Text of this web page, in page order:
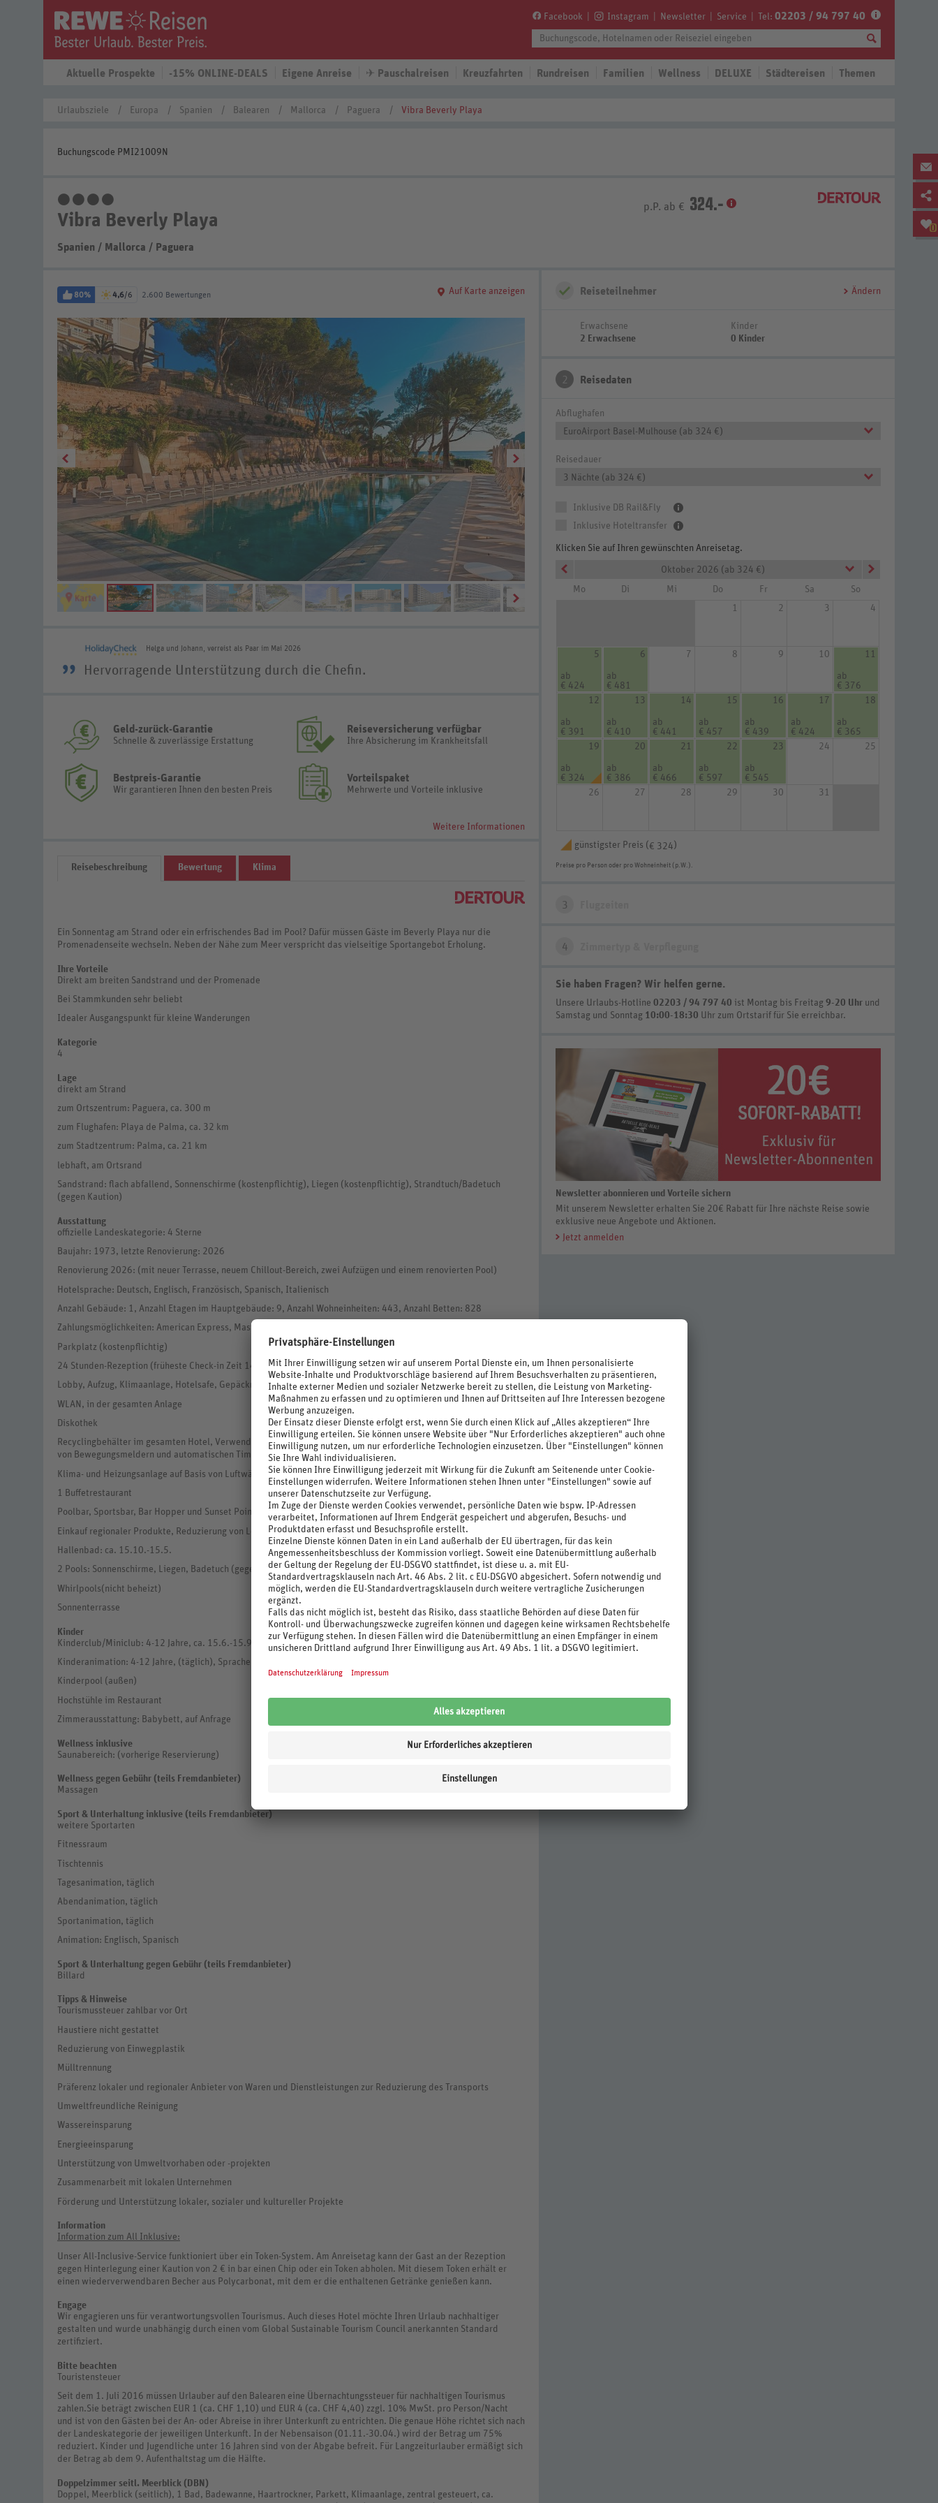
Facebook Instagram Newsletter Service Tel: 02203 / 94 797 40
Aktuelle Prospekte -15% ONLINE-DEALS Eigene Anreise ✈ Pauschalreisen Kreuzfahrten Rundreisen Familien Wellness DELUXE Städtereisen Themen
0
Urlaubsziele Europa Spanien Balearen Mallorca Paguera Vibra Beverly Playa
Buchungscode PMI21009N
Vibra Beverly Playa
Spanien / Mallorca / Paguera
p.P. ab € 324.-
80% 4,6/6 2.600 Bewertungen Auf Karte anzeigen
Helga und Johann, verreist als Paar im Mai 2026
” Hervorragende Unterstützung durch die Chefin.
Geld-zurück-Garantie
Schnelle & zuverlässige Erstattung
Reiseversicherung verfügbar
Ihre Absicherung im Krankheitsfall
Bestpreis-Garantie
Wir garantieren Ihnen den besten Preis
Vorteilspaket
Mehrwerte und Vorteile inklusive
Weitere Informationen
Reisebeschreibung Bewertung Klima
Ein Sonnentag am Strand oder ein erfrischendes Bad im Pool? Dafür müssen Gäste im Beverly Playa nur die
Promenadenseite wechseln. Neben der Nähe zum Meer verspricht das vielseitige Sportangebot Erholung.
Ihre Vorteile
Direkt am breiten Sandstrand und der Promenade
Bei Stammkunden sehr beliebt
Idealer Ausgangspunkt für kleine Wanderungen
Kategorie
4
Lage
direkt am Strand
zum Ortszentrum: Paguera, ca. 300 m
zum Flughafen: Playa de Palma, ca. 32 km
zum Stadtzentrum: Palma, ca. 21 km
lebhaft, am Ortsrand
Sandstrand: flach abfallend, Sonnenschirme (kostenpflichtig), Liegen (kostenpflichtig), Strandtuch/Badetuch
(gegen Kaution)
Ausstattung
offizielle Landeskategorie: 4 Sterne
Baujahr: 1973, letzte Renovierung: 2026
Renovierung 2026: (mit neuer Terrasse, neuem Chillout-Bereich, zwei Aufzügen und einem renovierten Pool)
Hotelsprache: Deutsch, Englisch, Französisch, Spanisch, Italienisch
Anzahl Gebäude: 1, Anzahl Etagen im Hauptgebäude: 9, Anzahl Wohneinheiten: 443, Anzahl Betten: 828
Zahlungsmöglichkeiten: American Express, MasterCard, Visa, Sonstige Kreditkarten
Parkplatz (kostenpflichtig)
24 Stunden-Rezeption (früheste Check-in Zeit 14 Uhr, späteste Check-out Zeit 11 Uhr)
Lobby, Aufzug, Klimaanlage, Hotelsafe, Gepäckraum
WLAN, in der gesamten Anlage
Diskothek
Recyclingbehälter im gesamten Hotel, Verwendung regionaler Baustoffe, Energieeffiziente Beleuchtung, Einsatz
von Bewegungsmeldern und automatischen Timern
Klima- und Heizungsanlage auf Basis von Luftwärme sowie eine Solaranlage
1 Buffetrestaurant
Poolbar, Sportsbar, Bar Hopper und Sunset Point
Einkauf regionaler Produkte, Reduzierung von Lebensmittelverschwendung
Hallenbad: ca. 15.10.-15.5.
2 Pools: Sonnenschirme, Liegen, Badetuch (gegen Kaution)
Whirlpools(nicht beheizt)
Sonnenterrasse
Kinder
Kinderclub/Miniclub: 4-12 Jahre, ca. 15.6.-15.9.
Kinderanimation: 4-12 Jahre, (täglich), Sprache: Englisch, Spanisch
Kinderpool (außen)
Hochstühle im Restaurant
Zimmerausstattung: Babybett, auf Anfrage
Wellness inklusive
Saunabereich: (vorherige Reservierung)
Wellness gegen Gebühr (teils Fremdanbieter)
Massagen
Sport & Unterhaltung inklusive (teils Fremdanbieter)
weitere Sportarten
Fitnessraum
Tischtennis
Tagesanimation, täglich
Abendanimation, täglich
Sportanimation, täglich
Animation: Englisch, Spanisch
Sport & Unterhaltung gegen Gebühr (teils Fremdanbieter)
Billard
Tipps & Hinweise
Tourismussteuer zahlbar vor Ort
Haustiere nicht gestattet
Reduzierung von Einwegplastik
Mülltrennung
Präferenz lokaler und regionaler Anbieter von Waren und Dienstleistungen zur Reduzierung des Transports
Umweltfreundliche Reinigung
Wassereinsparung
Energieeinsparung
Unterstützung von Umweltvorhaben oder -projekten
Zusammenarbeit mit lokalen Unternehmen
Förderung und Unterstützung lokaler, sozialer und kultureller Projekte
Information
Information zum All Inklusive:
Unser All-Inclusive-Service funktioniert über ein Token-System. Am Anreisetag kann der Gast an der Rezeption
gegen Hinterlegung einer Kaution von 2 € in bar einen Chip oder ein Token abholen. Mit diesem Token erhält er
einen wiederverwendbaren Becher aus Polycarbonat, mit dem er die enthaltenen Getränke genießen kann.
Engage
Wir engagieren uns für verantwortungsvollen Tourismus. Auch dieses Hotel möchte Ihren Urlaub nachhaltiger
gestalten und wurde unabhängig durch einen vom Global Sustainable Tourism Council anerkannten Standard
zertifiziert.
Bitte beachten
Touristensteuer
Seit dem 1. Juli 2016 müssen Urlauber auf den Balearen eine Übernachtungssteuer für nachhaltigen Tourismus
zahlen.Sie beträgt zwischen EUR 1 (ca. CHF 1,10) und EUR 4 (ca. CHF 4,40) zzgl. 10% MwSt. pro Person/Nacht
und ist von den Gästen bei der An- oder Abreise in ihrer Unterkunft zu entrichten. Die genaue Höhe richtet sich nach
der Landeskategorie der jeweiligen Unterkunft. In der Nebensaison (01.11.-30.04.) wird der Betrag um 75%
reduziert. Kinder und Jugendliche unter 16 Jahren sind von der Abgabe befreit. Für Langzeiturlauber ermäßigt sich
der Betrag ab dem 9. Aufenthaltstag um die Hälfte.
Doppelzimmer seitl. Meerblick (DBN)
Doppel, Meerblick (seitlich), 1 Bad, Badewanne, Haartrockner, Parkett, Klimaanlage, zentral gesteuert, ca.
Reiseteilnehmer Ändern
Erwachsene
2 Erwachsene
Kinder
0 Kinder
2 Reisedaten
Abflughafen
EuroAirport Basel-Mulhouse (ab 324 €)
Reisedauer
3 Nächte (ab 324 €)
Inklusive DB Rail&Fly
Inklusive Hoteltransfer
Klicken Sie auf Ihren gewünschten Anreisetag.
Oktober 2026 (ab 324 €)
Mo
Di Mi Do Fr Sa
So
1
2 3 4
5
ab
€ 424
6
ab
€ 481
7 8 9 10 11
ab
€ 376
12
ab
€ 391
13
ab
€ 410
14
ab
€ 441
15
ab
€ 457
16
ab
€ 439
17
ab
€ 424
18
ab
€ 365
19
ab
€ 324
20
ab
€ 386
21
ab
€ 466
22
ab
€ 597
23
ab
€ 545
24 25
26 27 28 29 30 31
günstigster Preis ( € 324 )
Preise pro Person oder pro Wohneinheit (p.W.).
3
4
Sie haben Fragen? Wir helfen gerne.
Unsere Urlaubs-Hotline 02203 / 94 797 40 ist Montag bis Freitag 9-20 Uhr und
Samstag und Sonntag 10:00-18:30 Uhr zum Ortstarif für Sie erreichbar.
Newsletter abonnieren und Vorteile sichern
Mit unserem Newsletter erhalten Sie 20€ Rabatt für Ihre nächste Reise sowie
exklusive neue Angebote und Aktionen.
Jetzt anmelden